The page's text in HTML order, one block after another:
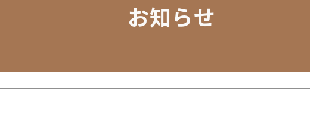
こんな症状があったら
主な疾患と治療
お知らせ